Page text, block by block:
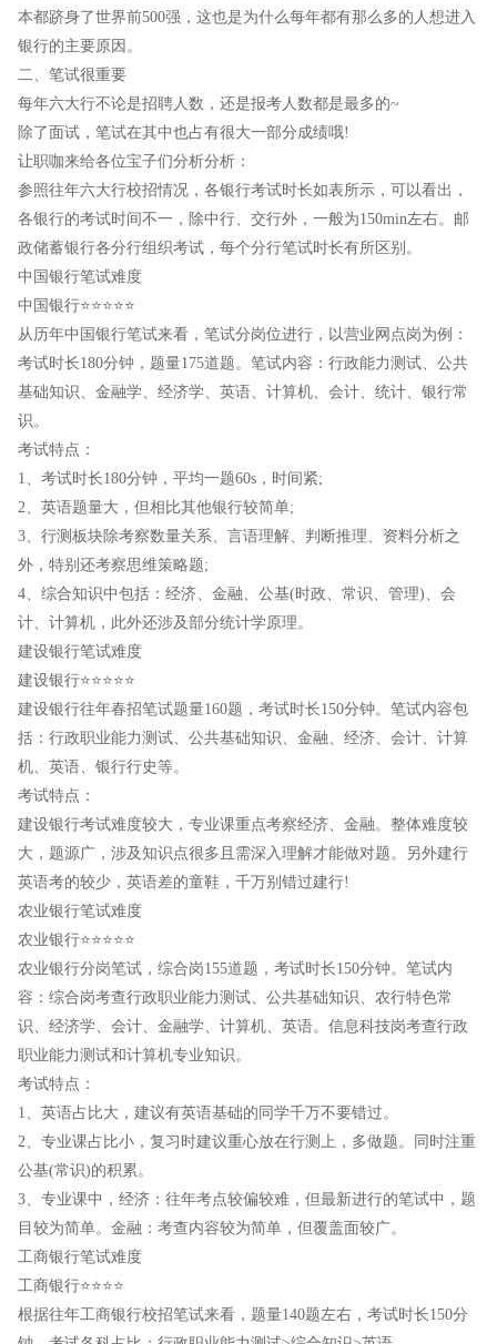
本都跻身了世界前500强，这也是为什么每年都有那么多的人想进入
银行的主要原因。
二、笔试很重要
每年六大行不论是招聘人数，还是报考人数都是最多的~
除了面试，笔试在其中也占有很大一部分成绩哦!
让职咖来给各位宝子们分析分析：
参照往年六大行校招情况，各银行考试时长如表所示，可以看出，
各银行的考试时间不一，除中行、交行外，一般为150min左右。邮
政储蓄银行各分行组织考试，每个分行笔试时长有所区别。
中国银行笔试难度
中国银行⭐⭐⭐⭐⭐
从历年中国银行笔试来看，笔试分岗位进行，以营业网点岗为例：
考试时长180分钟，题量175道题。笔试内容：行政能力测试、公共
基础知识、金融学、经济学、英语、计算机、会计、统计、银行常
识。
考试特点：
1、考试时长180分钟，平均一题60s，时间紧;
2、英语题量大，但相比其他银行较简单;
3、行测板块除考察数量关系、言语理解、判断推理、资料分析之
外，特别还考察思维策略题;
4、综合知识中包括：经济、金融、公基(时政、常识、管理)、会
计、计算机，此外还涉及部分统计学原理。
建设银行笔试难度
建设银行⭐⭐⭐⭐⭐
建设银行往年春招笔试题量160题，考试时长150分钟。笔试内容包
括：行政职业能力测试、公共基础知识、金融、经济、会计、计算
机、英语、银行行史等。
考试特点：
建设银行考试难度较大，专业课重点考察经济、金融。整体难度较
大，题源广，涉及知识点很多且需深入理解才能做对题。另外建行
英语考的较少，英语差的童鞋，千万别错过建行!
农业银行笔试难度
农业银行⭐⭐⭐⭐⭐
农业银行分岗笔试，综合岗155道题，考试时长150分钟。笔试内
容：综合岗考查行政职业能力测试、公共基础知识、农行特色常
识、经济学、会计、金融学、计算机、英语。信息科技岗考查行政
职业能力测试和计算机专业知识。
考试特点：
1、英语占比大，建议有英语基础的同学千万不要错过。
2、专业课占比小，复习时建议重心放在行测上，多做题。同时注重
公基(常识)的积累。
3、专业课中，经济：往年考点较偏较难，但最新进行的笔试中，题
目较为简单。金融：考查内容较为简单，但覆盖面较广。
工商银行笔试难度
工商银行⭐⭐⭐⭐
根据往年工商银行校招笔试来看，题量140题左右，考试时长150分